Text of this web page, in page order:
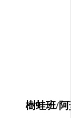
樹蛙班/阿